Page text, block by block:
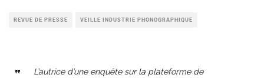
REVUE DE PRESSE VEILLE INDUSTRIE PHONOGRAPHIQUE
L’autrice d’une enquête sur la plateforme de